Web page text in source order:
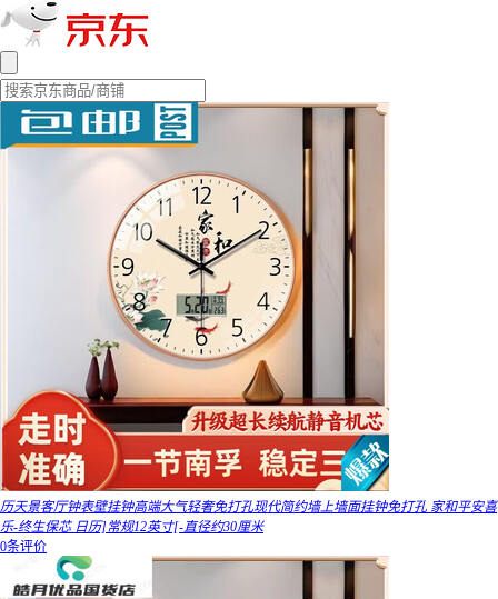
历天景客厅钟表壁挂钟高端大气轻奢免打孔现代简约墙上墙面挂钟免打孔 家和平安喜
乐-终生保芯 日历]常规12英寸[-直径约30厘米
0条评价